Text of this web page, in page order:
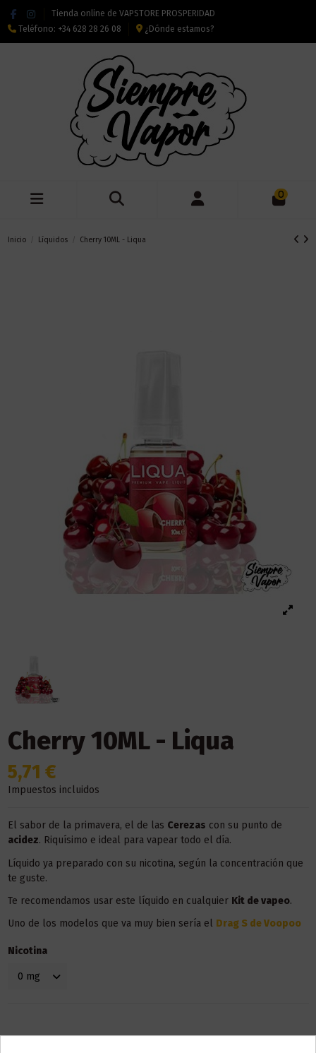
Tienda online de VAPSTORE PROSPERIDAD
Teléfono: +34 628 28 26 08 ¿Dónde estamos?
0
Inicio Líquidos Cherry 10ML - Liqua
Cherry 10ML - Liqua
5,71 €
Impuestos incluidos
El sabor de la primavera, el de las Cerezas con su punto de
acidez. Riquísimo e ideal para vapear todo el día.
Líquido ya preparado con su nicotina, según la concentración que
te guste.
Te recomendamos usar este líquido en cualquier Kit de vapeo.
Uno de los modelos que va muy bien sería el Drag S de Voopoo
Nicotina